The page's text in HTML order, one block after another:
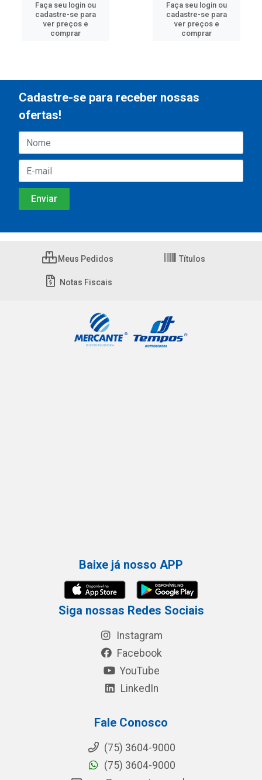
Faça seu login ou
cadastre-se para
ver preços e
comprar
Faça seu login ou
cadastre-se para
ver preços e
comprar
Cadastre-se para receber nossas
ofertas!
Meus Pedidos Títulos
Notas Fiscais
Baixe já nosso APP
Siga nossas Redes Sociais
Instagram
Facebook
YouTube
LinkedIn
Fale Conosco
(75) 3604-9000
(75) 3604-9000